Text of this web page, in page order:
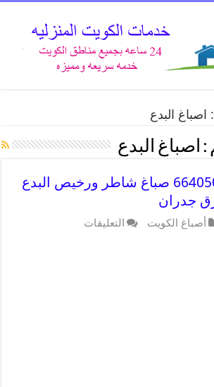
اصباغ البدع
: اصباغ البدع
صباغ البدع 66405052 صباغ شاطر ورخيص البدع
جدران
أصباغ الكويت التعليقات